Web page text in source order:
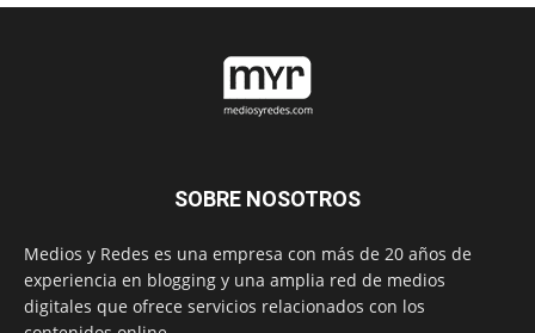
SOBRE NOSOTROS
Medios y Redes es una empresa con más de 20 años de
experiencia en blogging y una amplia red de medios
digitales que ofrece servicios relacionados con los